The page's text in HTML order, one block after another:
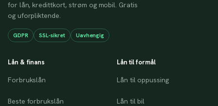
for lån, kredittkort, strøm og mobil. Gratis
og uforpliktende.
GDPR SSL-sikret Uavhengig
Lån & finans
Forbrukslån
Beste forbrukslån
Lån til formål
Lån til oppussing
Lån til bil